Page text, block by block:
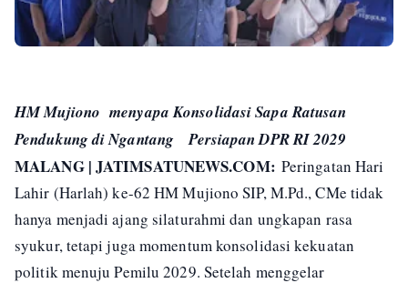
HM Mujiono menyapa Konsolidasi Sapa Ratusan
Pendukung di Ngantang Persiapan DPR RI 2029
MALANG | JATIMSATUNEWS.COM: Peringatan Hari
Lahir (Harlah) ke-62 HM Mujiono SIP, M.Pd., CMe tidak
hanya menjadi ajang silaturahmi dan ungkapan rasa
syukur, tetapi juga momentum konsolidasi kekuatan
politik menuju Pemilu 2029. Setelah menggelar